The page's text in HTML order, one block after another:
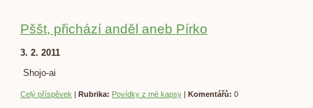
Pššt, přichází anděl aneb Pírko
3. 2. 2011
Shojo-ai
Celý příspěvek | Rubrika: Povídky z mé kapsy | Komentářů: 0